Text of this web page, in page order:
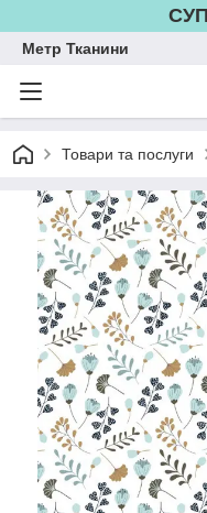
Метр Тканини
Товари та послуги